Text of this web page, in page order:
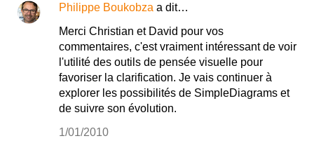
Philippe Boukobza a dit…
Merci Christian et David pour vos
commentaires, c'est vraiment intéressant de voir
l'utilité des outils de pensée visuelle pour
favoriser la clarification. Je vais continuer à
explorer les possibilités de SimpleDiagrams et
de suivre son évolution.
1/01/2010